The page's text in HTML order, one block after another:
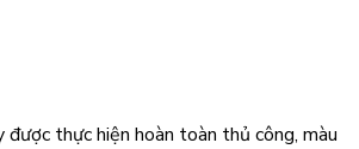
thực hiện hoàn toàn thủ công, màu